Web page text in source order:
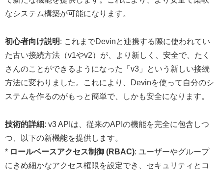
なシステム構築が可能になります。
初心者向け説明: これまでDevinと連携する際に使われてい
た古い接続方法（v1やv2）が、より新しく、安全で、たく
さんのことができるようになった「v3」という新しい接続
方法に変わりました。これにより、Devinを使って自分のシ
ステムを作るのがもっと簡単で、しかも安全になります。
技術的詳細: v3 APIは、従来のAPIの機能を完全に包含しつ
つ、以下の新機能を提供します。
* ロールベースアクセス制御 (RBAC): ユーザーやグループ
にきめ細かなアクセス権限を設定でき、セキュリティとコ